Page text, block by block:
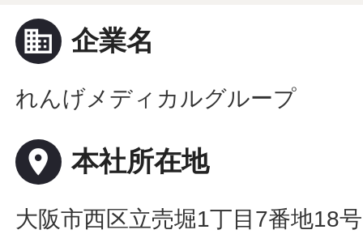
business 企業名
れんげメディカルグループ
place 本社所在地
大阪市西区立売堀1丁目7番地18